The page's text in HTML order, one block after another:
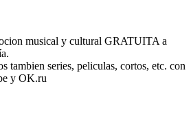
musical y cultural GRATUITA a
tambien series, peliculas, cortos, etc. con
y OK.ru